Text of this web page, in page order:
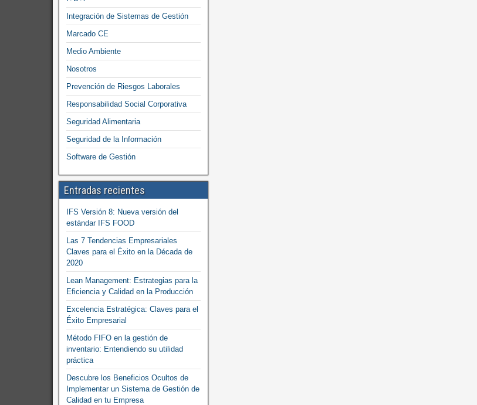
Integración de Sistemas de Gestión
Marcado CE
Medio Ambiente
Nosotros
Prevención de Riesgos Laborales
Responsabilidad Social Corporativa
Seguridad Alimentaria
Seguridad de la Información
Software de Gestión
Entradas recientes
IFS Versión 8: Nueva versión del
estándar IFS FOOD
Las 7 Tendencias Empresariales
Claves para el Éxito en la Década de
2020
Lean Management: Estrategias para la
Eficiencia y Calidad en la Producción
Excelencia Estratégica: Claves para el
Éxito Empresarial
Método FIFO en la gestión de
inventario: Entendiendo su utilidad
práctica
Descubre los Beneficios Ocultos de
Implementar un Sistema de Gestión de
Calidad en tu Empresa